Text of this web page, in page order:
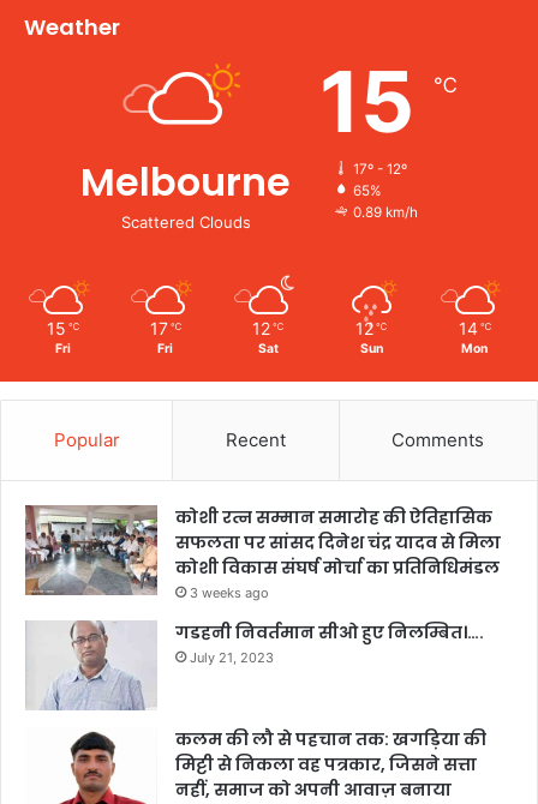
Weather
Melbourne
Scattered Clouds
15 ℃
17º - 12º
65%
0.89 km/h
15 ℃
Fri
17 ℃
Fri
12 ℃
Sat
12 ℃
Sun
14 ℃
Mon
Popular Recent Comments
कोशी रत्न सम्मान समारोह की ऐतिहासिक
सफलता पर सांसद दिनेश चंद्र यादव से मिला
कोशी विकास संघर्ष मोर्चा का प्रतिनिधिमंडल
3 weeks ago
गडहनी निवर्तमान सीओ हुए निलम्बित।….
July 21, 2023
कलम की लौ से पहचान तक: खगड़िया की
मिट्टी से निकला वह पत्रकार, जिसने सत्ता
नहीं, समाज को अपनी आवाज़ बनाया